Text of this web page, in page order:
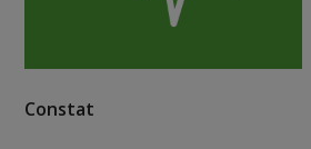
Constat